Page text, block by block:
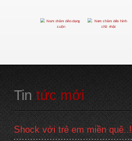
Tin tức mới
Shock với trẻ em miền quê..!